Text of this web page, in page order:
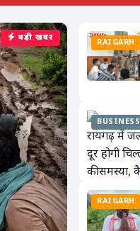
बड़ी खबर RAIGARH
BUSINESS
RAIGARH